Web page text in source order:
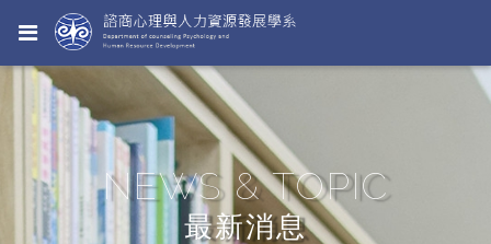
NEWS & TOPIC
最新消息